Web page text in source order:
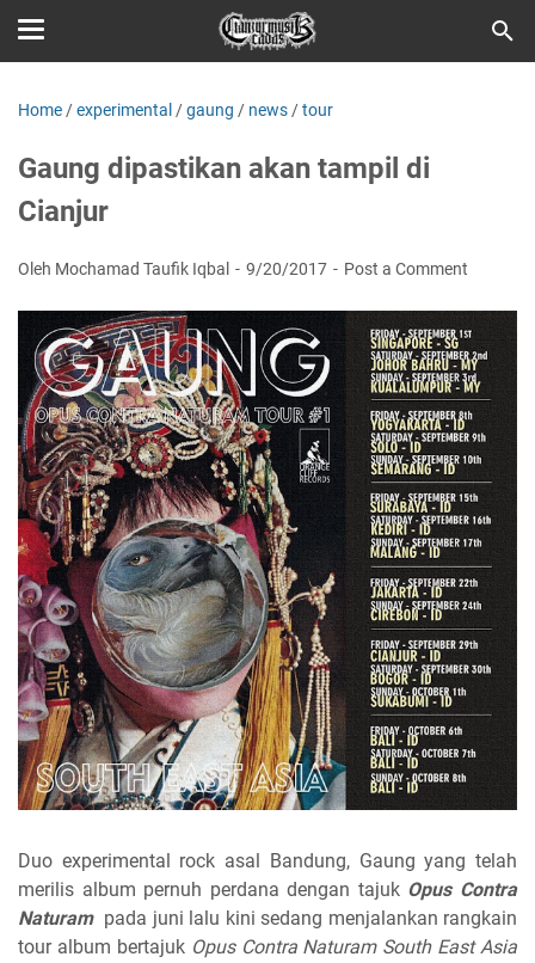
Home /experimental /gaung / news /tour
Gaung dipastikan akan tampil di
Cianjur
Oleh Mochamad Taufik Iqbal 9/20/2017 Post a Comment
Duo experimental rock asal Bandung, Gaung yang telah
merilis album pernuh perdana dengan tajuk Opus Contra
Naturam pada juni lalu kini sedang menjalankan rangkain
tour album bertajuk Opus Contra Naturam South East Asia